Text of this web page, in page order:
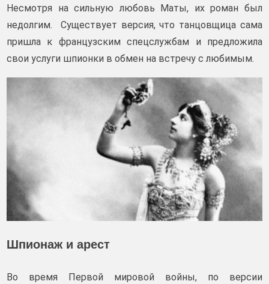
Несмотря на сильную любовь Маты, их роман был
недолгим. Существует версия, что танцовщица сама
пришла к французским спецслужбам и предложила
свои услуги шпионки в обмен на встречу с любимым.
Шпионаж и арест
Во время Первой мировой войны, по версии